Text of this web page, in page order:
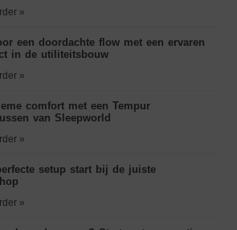
»
een doordachte flow met een ervaren
in de utiliteitsbouw
»
comfort met een Tempur
van Sleepworld
»
setup start bij de juiste
»